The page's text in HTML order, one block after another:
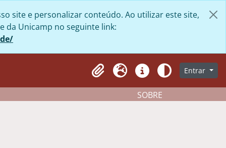
site e personalizar conteúdo. Ao utilizar este site,
da Unicamp no seguinte link:
Clipboard
Idioma AtalhosAparênciaEntrar
SOBRE